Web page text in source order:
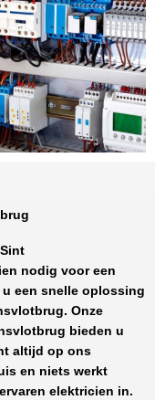
Sint
nodig voor een
een snelle oplossing
. Onze
bieden u
altijd op ons
en niets werkt
elektricien in.